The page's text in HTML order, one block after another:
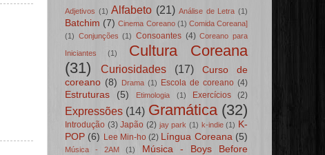
Adjetivos (1) Alfabeto (21) Análise de Letra (1)
Batchim (7) Cinema Coreano (1) Comida Coreana]
(1) Conjunções (1) Consoantes (4) Coreano para
Iniciantes (1)
Cultura Coreana
(31)
Curiosidades (17)
Curso de
coreano (8) Drama (1) Escola de coreano (4)
Estruturas (5) Etimologia (1) Exercícios (2)
Expressões (14) Gramática (32)
Introdução (3) Japão (2) jay park (1) k-indie (1) K-
POP (6) Lee Min-ho (2) Língua Coreana (5)
Música - 2AM (1)
Música - Boys Before